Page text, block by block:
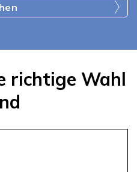
richtige Wahl